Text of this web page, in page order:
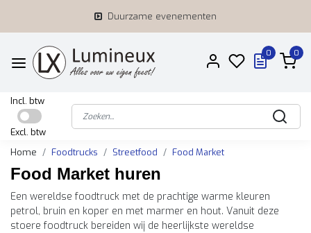
Duurzame evenementen
0 0
Incl. btw
Excl. btw
Home
Foodtrucks Streetfood Food Market
Food Market huren
Een wereldse foodtruck met de prachtige warme kleuren
petrol, bruin en koper en met marmer en hout. Vanuit deze
stoere foodtruck bereiden wij de heerlijkste wereldse